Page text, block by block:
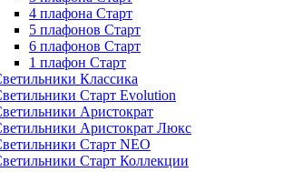
4 плафона Старт
5 плафонов Старт
6 плафонов Старт
1 плафон Старт
Классика
Старт Evolution
Аристократ
Аристократ Люкс
Старт NEO
Старт Коллекции